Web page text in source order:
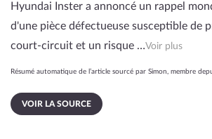
Hyundai Inster a annoncé un rappel
d'une pièce défectueuse susceptible de
court-circuit et un risque …Voir plus
Résumé automatique de l’article sourcé par Simon, membre
VOIR LA SOURCE